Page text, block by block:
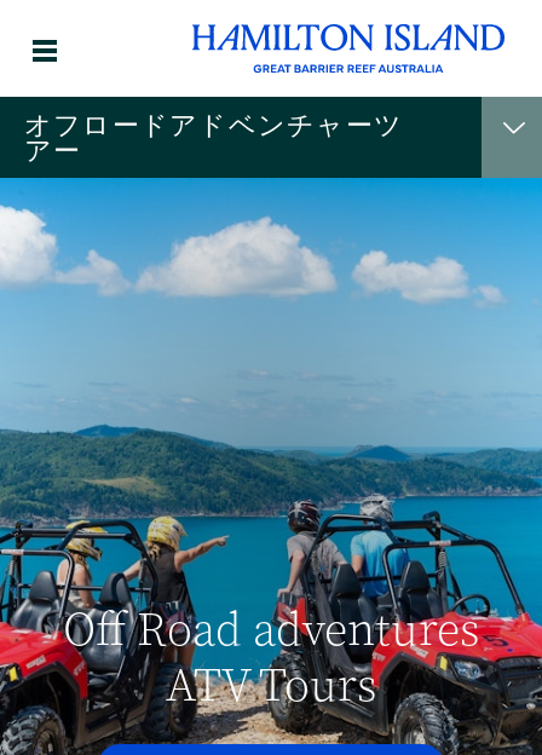
オフロードアドベンチャーツ
アー
Off Road adventures
ATV Tours